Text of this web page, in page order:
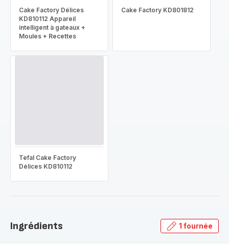
Cake Factory Délices
KD810112 Appareil
intelligent à gateaux +
Moules + Recettes
Cake Factory KD801812
Tefal Cake Factory
Délices KD810112
Ingrédients 1 fournée